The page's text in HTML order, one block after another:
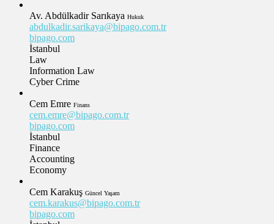
Av. Abdülkadir Sarıkaya Hukuk
abdulkadir.sarikaya@bipago.com.tr
bipago.com
İstanbul
Law
Information Law
Cyber Crime
Cem Emre Finans
cem.emre@bipago.com.tr
bipago.com
İstanbul
Finance
Accounting
Economy
Cem Karakuş Güncel Yaşam
cem.karakus@bipago.com.tr
bipago.com